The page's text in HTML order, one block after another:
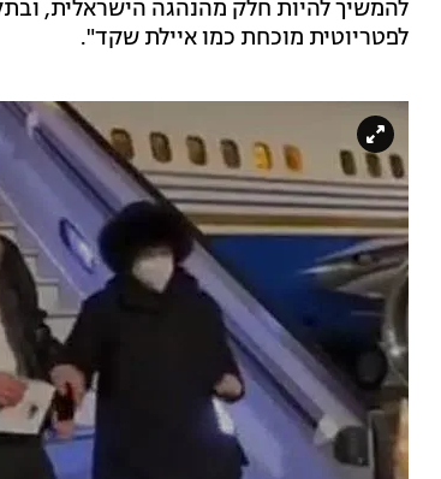
להמשיך להיות חלק מהנהגה הישראלית,
לפטריוטית מוכחת כמו איילת שקד".